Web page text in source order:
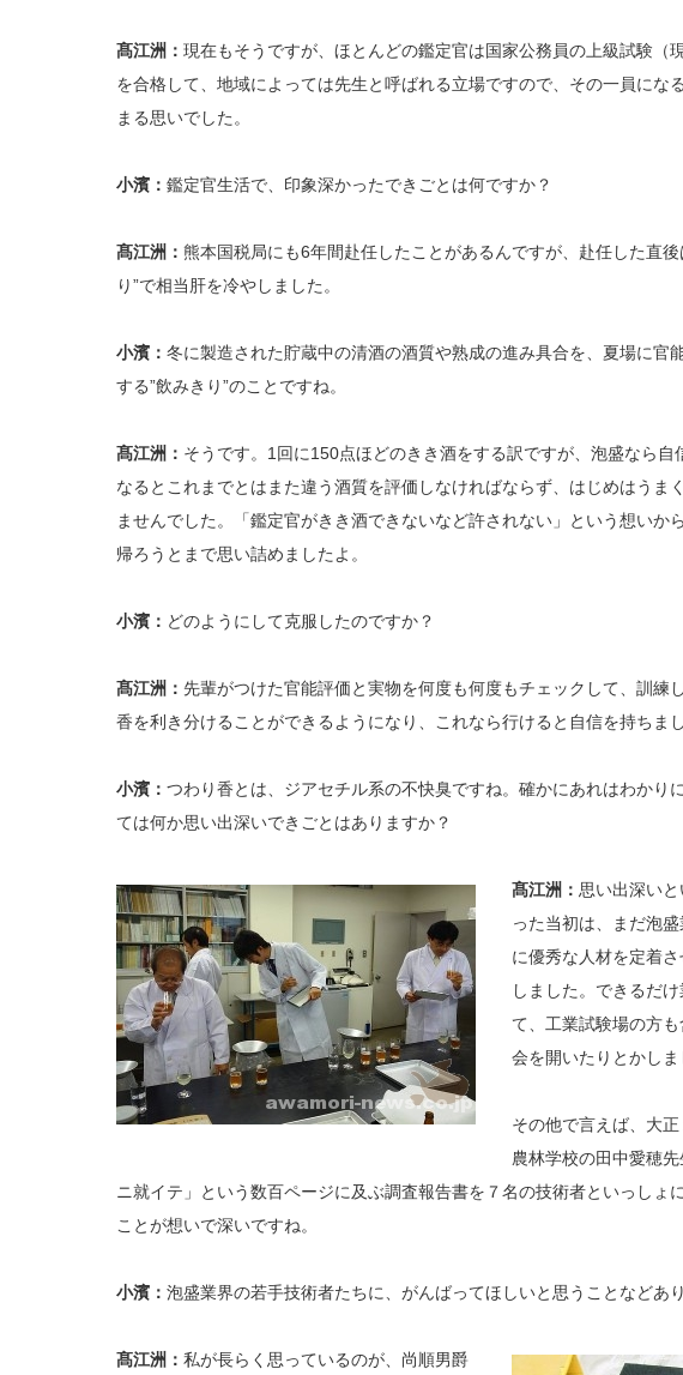
髙江洲： 現在もそうですが、ほとんどの鑑定官は国家公務員の上級試験（
を合格して、地域によっては先生と呼ばれる立場ですので、その一員にな
まる思いでした。
小濱： 鑑定官生活で、印象深かったできごとは何ですか？
髙江洲： 熊本国税局にも6年間赴任したことがあるんですが、赴任した直後
り”で相当肝を冷やしました。
小濱： 冬に製造された貯蔵中の清酒の酒質や熟成の進み具合を、夏場に官
する”飲みきり”のことですね。
髙江洲： そうです。1回に150点ほどのきき酒をする訳ですが、泡盛なら自
なるとこれまでとはまた違う酒質を評価しなければならず、はじめはうま
ませんでした。「鑑定官がきき酒できないなど許されない」という想いか
帰ろうとまで思い詰めましたよ。
小濱： どのようにして克服したのですか？
髙江洲： 先輩がつけた官能評価と実物を何度も何度もチェックして、訓練
香を利き分けることができるようになり、これなら行けると自信を持ちまし
小濱： つわり香とは、ジアセチル系の不快臭ですね。確かにあれはわかり
ては何か思い出深いできごとはありますか？
髙江洲： 思い出深い
った当初は、まだ泡
に優秀な人材を定着
しました。できるだ
て、工業試験場の方
会を開いたりとかしま
その他で言えば、大
農林学校の田中愛穂
ニ就イテ」という数百ページに及ぶ調査報告書を７名の技術者といっしょ
ことが想いで深いですね。
小濱： 泡盛業界の若手技術者たちに、がんばってほしいと思うことなどあ
髙江洲： 私が長らく思っているのが、尚順男爵